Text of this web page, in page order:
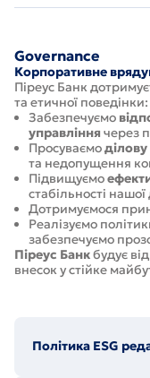
Governance
Корпоративне
Піреус Банк
та етичної поведінки:
Забезпечуємо
управління через
Просуваємо
та недопущення
Підвищуємо
стабільності нашої
Дотримуємося
Реалізуємо
забезпечуємо
Піреус Банкбудує
внесок у стійке
Політика ESG